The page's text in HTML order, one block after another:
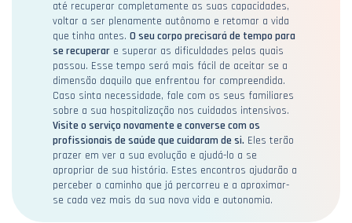
até recuperar completamente as suas capacidades,
voltar a ser plenamente autônomo e retomar a vida
que tinha antes. O seu corpo precisará de tempo para
se recuperare superar as dificuldades pelas quais
passou. Esse tempo será mais fácil de aceitar se a
dimensão daquilo que enfrentou for compreendida.
Caso sinta necessidade, fale com os seus familiares
sobre a sua hospitalização nos cuidados intensivos.
Visite o serviço novamente e converse com os
profissionais de saúde que cuidaram de si. Eles terão
prazer em ver a sua evolução e ajudá-lo a se
apropriar de sua história. Estes encontros ajudarão a
perceber o caminho que já percorreu e a aproximar-
se cada vez mais da sua nova vida e autonomia.